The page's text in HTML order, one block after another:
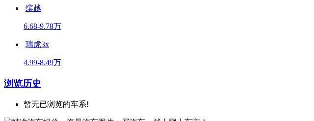
缤越
6.68-9.78万
瑞虎3x
4.99-8.49万
浏览历史
暂无已浏览的车系!